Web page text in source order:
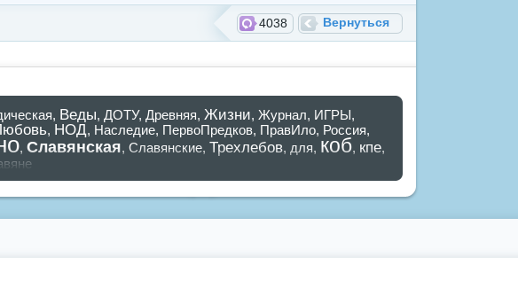
Вернуться
4038
, Веды, ДОТУ, Древняя, Жизни, Журнал, ИГРЫ,
, НОД, Наследие, ПервоПредков, ПравИло, Россия,
, Славянская, Славянские, Трехлебов, для, коб, кпе,